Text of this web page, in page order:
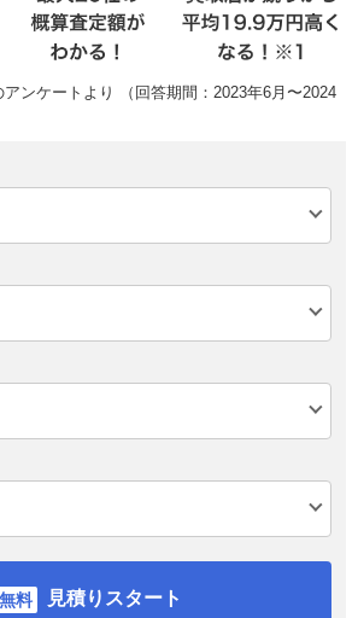
ンケートより （回答期間：2023年6月〜2024
見積りスタート